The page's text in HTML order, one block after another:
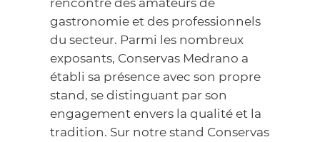
gastronomie et des professionnels
du secteur. Parmi les nombreux
exposants, Conservas Medrano a
établi sa présence avec son propre
stand, se distinguant par son
engagement envers la qualité et la
tradition. Sur notre stand Conservas